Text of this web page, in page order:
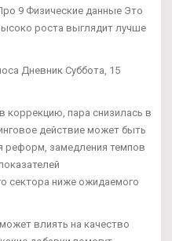
9 Физические данные Это
роста выглядит лучше
Дневник Суббота, 15
коррекцию, пара снизилась в
действие может быть
реформ, замедления темпов
сектора ниже ожидаемого
влиять на качество